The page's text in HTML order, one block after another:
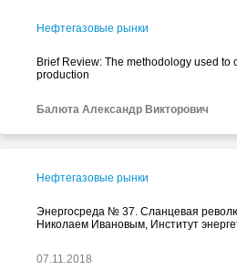
Нефтегазовые рынки
Brief Review: The methodology used to
production
Балюта Александр Викторович
Нефтегазовые рынки
Энергосреда № 37. Сланцевая
Николаем Ивановым, Институт
07.11.2018